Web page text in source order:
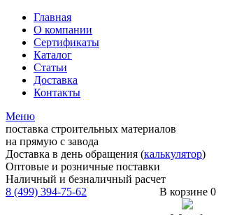
Главная
О компании
Сертификаты
Каталог
Статьи
Доставка
Контакты
Меню
поставка строительных материалов
на прямую с завода
Доставка в день обращения (калькулятор)
Оптовые и розничные поставки
Наличный и безналичный расчет
8 (499) 394-75-62
В корзине 0